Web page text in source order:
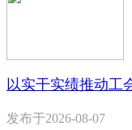
以实干实绩推动工
发布于2026-08-07